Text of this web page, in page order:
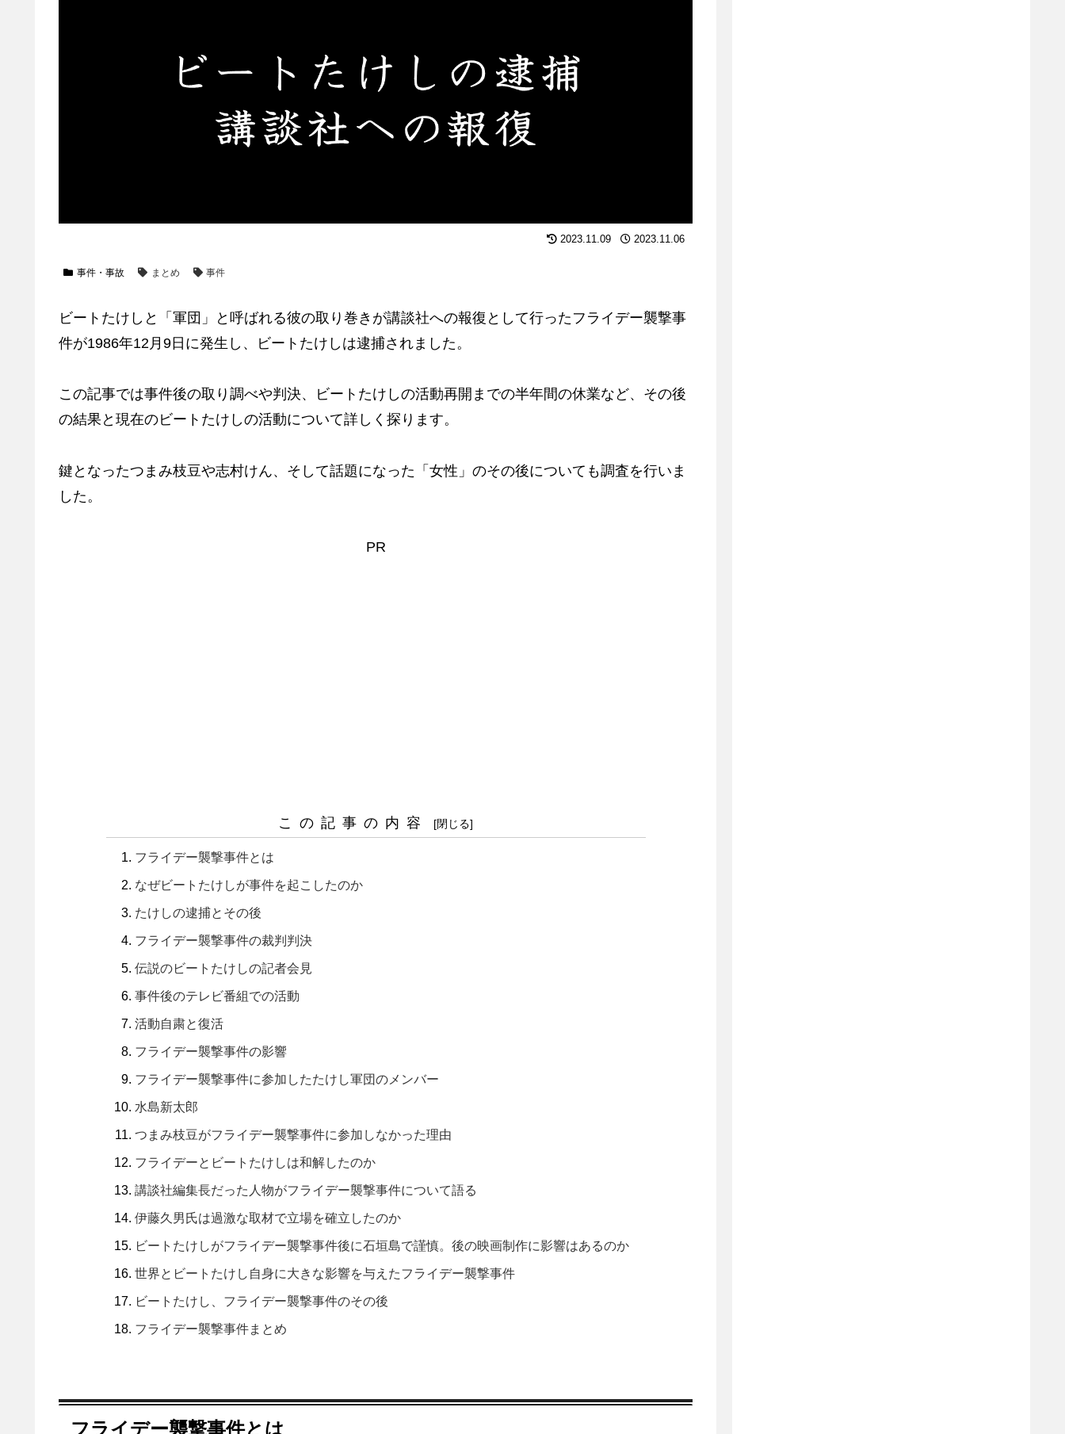
2023.11.09 2023.11.06
事件・事故 まとめ 事件
ビートたけしと「軍団」と呼ばれる彼の取り巻きが講談社への報復として行ったフライデー襲撃事
件が1986年12月9日に発生し、ビートたけしは逮捕されました。
この記事では事件後の取り調べや判決、ビートたけしの活動再開までの半年間の休業など、その後
の結果と現在のビートたけしの活動について詳しく探ります。
鍵となったつまみ枝豆や志村けん、そして話題になった「女性」のその後についても調査を行いま
した。
PR
この記事の内容
フライデー襲撃事件とは
なぜビートたけしが事件を起こしたのか
たけしの逮捕とその後
フライデー襲撃事件の裁判判決
伝説のビートたけしの記者会見
事件後のテレビ番組での活動
活動自粛と復活
フライデー襲撃事件の影響
フライデー襲撃事件に参加したたけし軍団のメンバー
水島新太郎
つまみ枝豆がフライデー襲撃事件に参加しなかった理由
フライデーとビートたけしは和解したのか
講談社編集長だった人物がフライデー襲撃事件について語る
伊藤久男氏は過激な取材で立場を確立したのか
ビートたけしがフライデー襲撃事件後に石垣島で謹慎。後の映画制作に影響はあるのか
世界とビートたけし自身に大きな影響を与えたフライデー襲撃事件
ビートたけし、フライデー襲撃事件のその後
フライデー襲撃事件まとめ
フライデー襲撃事件とは